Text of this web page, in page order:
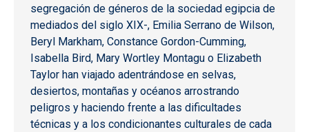
segregación de géneros de la sociedad egipcia de
mediados del siglo XIX-, Emilia Serrano de Wilson,
Beryl Markham, Constance Gordon-Cumming,
Isabella Bird, Mary Wortley Montagu o Elizabeth
Taylor han viajado adentrándose en selvas,
desiertos, montañas y océanos arrostrando
peligros y haciendo frente a las dificultades
técnicas y a los condicionantes culturales de cada